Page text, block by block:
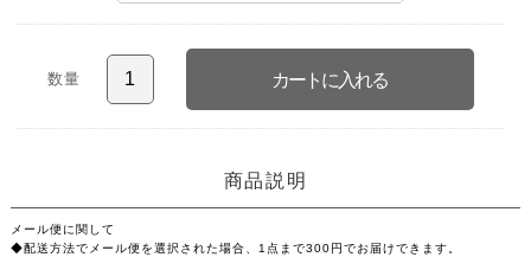
数量
商品説明
メール便に関して
◆配送方法でメール便を選択された場合、1点まで300円でお届けできます。